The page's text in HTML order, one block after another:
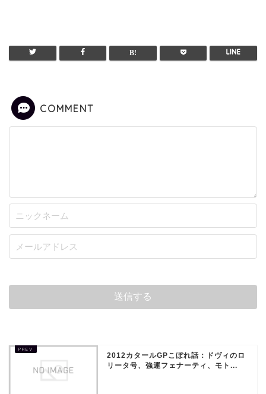
COMMENT
2012カタールGPこぼれ話：ドヴィのロ
リータ号、強運フェナーティ、モト...